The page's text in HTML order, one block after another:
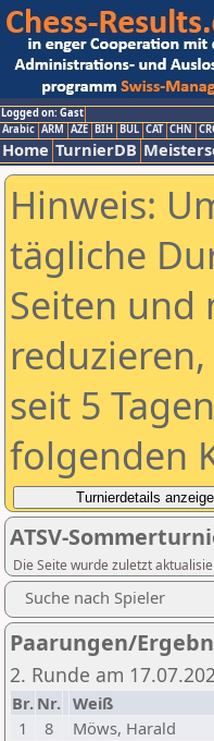
Logged on: Gast
Arabic ARM AZE BIH BUL CAT CHN
Home TurnierDB
Hinweis:
tägliche
Seiten und
seit 5
folgenden
ATSV-
Die Seite wurde zuletzt
Suche nach Spieler
Paarungen/
2. Runde am
Br. Nr. Weiß
1
8 Möws, Harald